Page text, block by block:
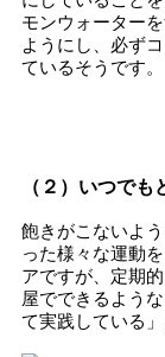
モンウォーター
ようにし、必ず
ているそうです。
（２）いつで
飽きがこないよ
った様々な運動
アですが、定期
屋でできるよう
て実践している